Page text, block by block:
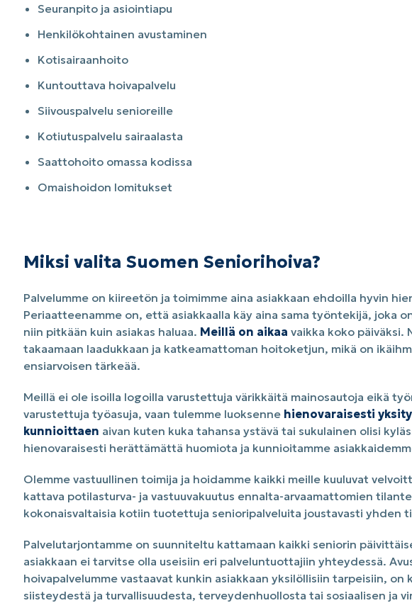
Seuranpito ja asiointiapu
Henkilökohtainen avustaminen
Kotisairaanhoito
Kuntouttava hoivapalvelu
Siivouspalvelu senioreille
Kotiutuspalvelu sairaalasta
Saattohoito omassa kodissa
Omaishoidon lomitukset
Miksi valita Suomen Seniorihoiva?
Palvelumme on kiireetön ja toimimme aina asiakkaan ehdoilla hyvin
Periaatteenamme on, että asiakkaalla käy aina sama työntekijä, joka
niin pitkään kuin asiakas haluaa. Meillä on aikaa vaikka koko päiväksi.
takaamaan laadukkaan ja katkeamattoman hoitoketjun, mikä on
ensiarvoisen tärkeää.
Meillä ei ole isoilla logoilla varustettuja värikkäitä mainosautoja eikä
varustettuja työasuja, vaan tulemme luoksenne hienovaraisesti
kunnioittaen aivan kuten kuka tahansa ystävä tai sukulainen olisi
hienovaraisesti herättämättä huomiota ja kunnioitamme
Olemme vastuullinen toimija ja hoidamme kaikki meille kuuluvat
kattava potilasturva- ja vastuuvakuutus ennalta-arvaamattomien
kokonaisvaltaisia kotiin tuotettuja senioripalveluita joustavasti yhden
Palvelutarjontamme on suunniteltu kattamaan kaikki seniorin
asiakkaan ei tarvitse olla useisiin eri palveluntuottajiin yhteydessä.
hoivapalvelumme vastaavat kunkin asiakkaan yksilöllisiin tarpeisiin, on
siisteydestä ja turvallisuudesta, terveydenhuollosta tai sosiaalisen ja